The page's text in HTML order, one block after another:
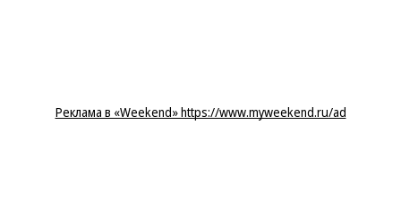
Реклама в «Weekend» https://www.myweekend.ru/ad